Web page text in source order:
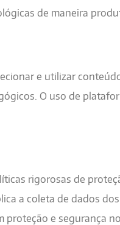
de maneira
e utilizar
O uso de
rigorosas de
a coleta de dados
e segurança